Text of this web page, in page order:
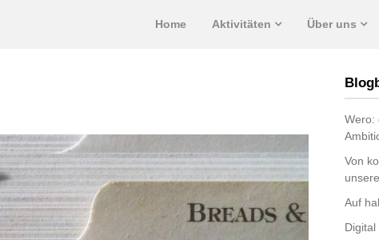
Home Aktivitäten Über uns
Wero:
Von
Auf